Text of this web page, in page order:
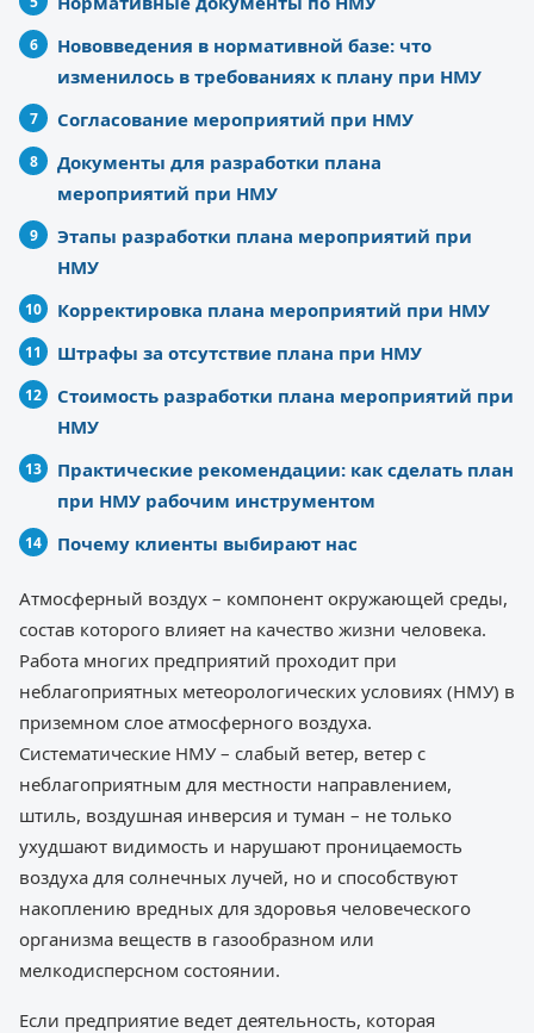
Нововведения в нормативной базе: что
изменилось в требованиях к плану при НМУ
Согласование мероприятий при НМУ
Документы для разработки плана
мероприятий при НМУ
Этапы разработки плана мероприятий при
НМУ
Корректировка плана мероприятий при НМУ
Штрафы за отсутствие плана при НМУ
Стоимость разработки плана мероприятий при
НМУ
Практические рекомендации: как сделать план
при НМУ рабочим инструментом
Почему клиенты выбирают нас
Атмосферный воздух – компонент окружающей среды,
состав которого влияет на качество жизни человека.
Работа многих предприятий проходит при
неблагоприятных метеорологических условиях (НМУ) в
приземном слое атмосферного воздуха.
Систематические НМУ – слабый ветер, ветер с
неблагоприятным для местности направлением,
штиль, воздушная инверсия и туман – не только
ухудшают видимость и нарушают проницаемость
воздуха для солнечных лучей, но и способствуют
накоплению вредных для здоровья человеческого
организма веществ в газообразном или
мелкодисперсном состоянии.
Если предприятие ведет деятельность, которая